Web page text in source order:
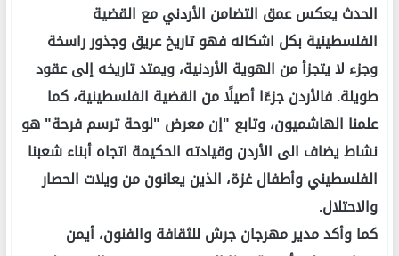
الحدث يعكس عمق التضامن الأردني مع القضية
الفلسطينية بكل اشكاله فهو تاريخ عريق وجذور راسخة
وجزء لا يتجزأ من الهوية الأردنية، ويمتد تاريخه إلى عقود
طويلة. فالأردن جزءًا أصيلًا من القضية الفلسطينية، كما
علمنا الهاشميون، وتابع "إن معرض "لوحة ترسم فرحة" هو
نشاط يضاف الى الأردن وقيادته الحكيمة اتجاه أبناء شعبنا
الفلسطيني وأطفال غزة، الذين يعانون من ويلات الحصار
والاحتلال.
كما وأكد مدير مهرجان جرش للثقافة والفنون، أيمن